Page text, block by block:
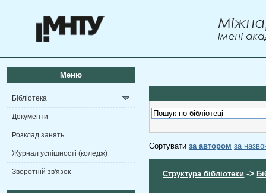
Меню
Бібліотека
Документи
Розклад занять
Журнал успішності (коледж)
Зворотній зв'язок
Сортувати за автором за
Структура бібліотеки ->